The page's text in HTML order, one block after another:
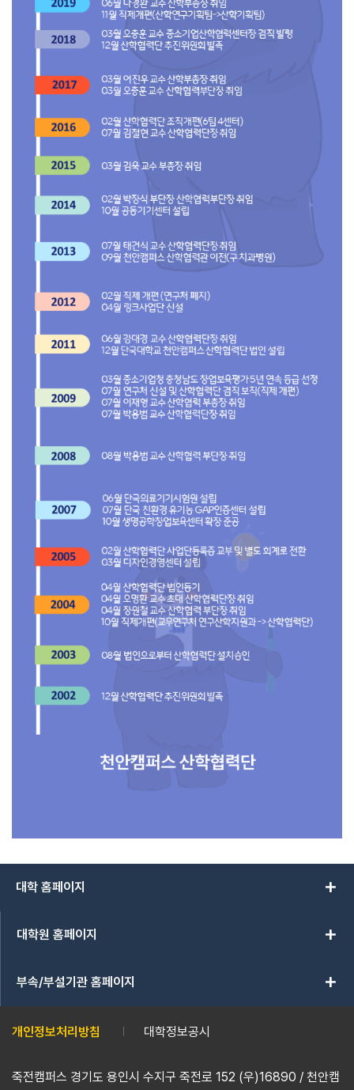
대학 홈페이지 add
대학원 홈페이지 add
부속/부설기관 홈페이지 add
개인정보처리방침 대학정보공시
죽전캠퍼스 경기도 용인시 수지구 죽전로 152 (우)16890 / 천안캠